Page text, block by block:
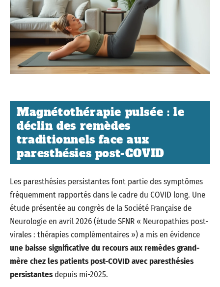
Magnétothérapie pulsée : le
déclin des remèdes
traditionnels face aux
paresthésies post-COVID
Les paresthésies persistantes font partie des symptômes
fréquemment rapportés dans le cadre du COVID long. Une
étude présentée au congrès de la Société Française de
Neurologie en avril 2026 (étude SFNR « Neuropathies post-
virales : thérapies complémentaires ») a mis en évidence
une baisse significative du recours aux remèdes grand-
mère chez les patients post-COVID avec paresthésies
persistantesdepuis mi-2025.